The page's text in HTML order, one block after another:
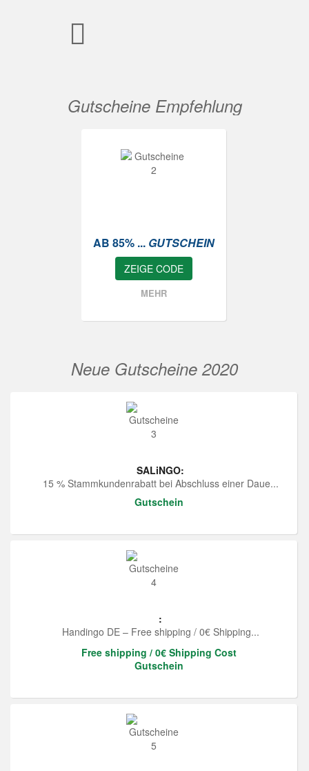
Gutscheine Empfehlung
AB 85% ... GUTSCHEIN
ZEIGE CODE
MEHR
Neue Gutscheine 2020
SALiNGO:
15 % Stammkundenrabatt bei Abschluss einer Daue...
Gutschein
:
Handingo DE – Free shipping / 0€ Shipping...
Free shipping / 0€ Shipping Cost
Gutschein